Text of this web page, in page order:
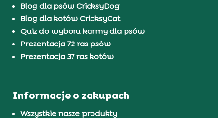
Blog dla psów CricksyDog
Blog dla kotów CricksyCat
Quiz do wyboru karmy dla psów
Prezentacja 72 ras psów
Prezentacja 37 ras kotów
Informacje o zakupach
Wszystkie nasze produkty